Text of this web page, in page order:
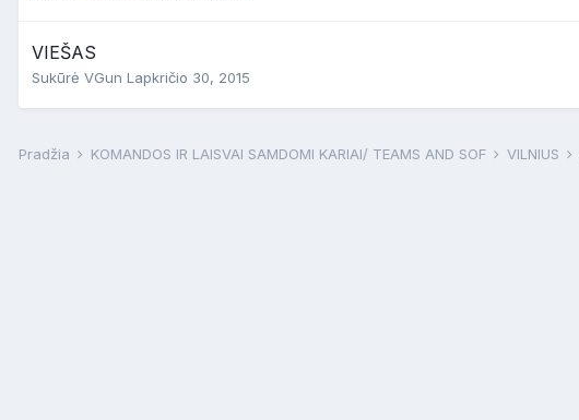
VIEŠAS
Sukūrė VGun Lapkričio 30, 2015
Pradžia KOMANDOS IR LAISVAI SAMDOMI KARIAI/ TEAMS AND SOF VILNIUS